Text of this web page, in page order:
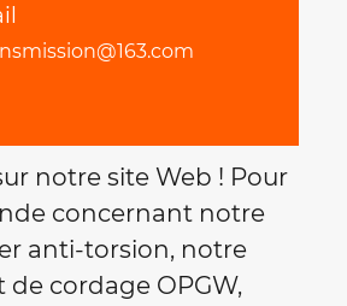
notre site Web ! Pour
concernant notre
anti-torsion, notre
cordage OPGW,